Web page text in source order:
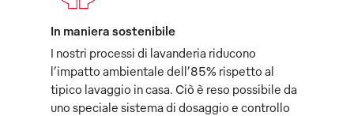
In maniera sostenibile
I nostri processi di lavanderia riducono
l’impatto ambientale dell’85% rispetto al
tipico lavaggio in casa. Ciò è reso possibile da
uno speciale sistema di dosaggio e controllo